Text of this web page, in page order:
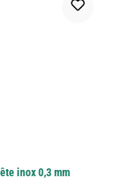
inox 0,3 mm